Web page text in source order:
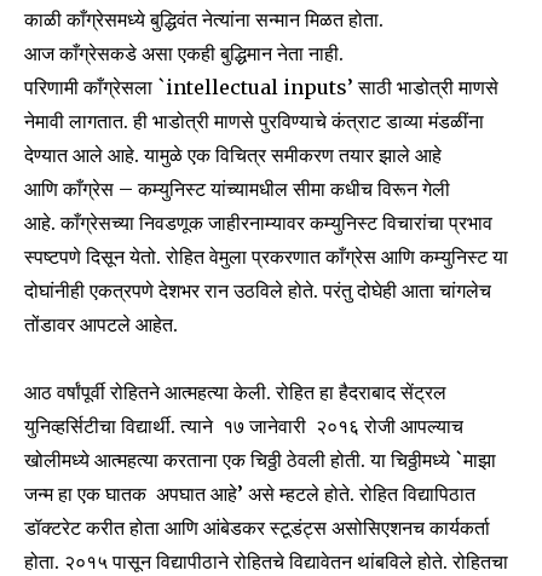
काळी काँग्रेसमध्ये बुद्धिवंत नेत्यांना सन्मान मिळत होता.
आज काँग्रेसकडे असा एकही बुद्धिमान नेता नाही.
परिणामी काँग्रेसला `intellectual inputs’ साठी भाडोत्री माणसे
नेमावी लागतात. ही भाडोत्री माणसे पुरविण्याचे कंत्राट डाव्या मंडळींना
देण्यात आले आहे. यामुळे एक विचित्र समीकरण तयार झाले आहे
आणि काँग्रेस – कम्युनिस्ट यांच्यामधील सीमा कधीच विरून गेली
आहे. काँग्रेसच्या निवडणूक जाहीरनाम्यावर कम्युनिस्ट विचारांचा प्रभाव
स्पष्टपणे दिसून येतो. रोहित वेमुला प्रकरणात काँग्रेस आणि कम्युनिस्ट या
दोघांनीही एकत्रपणे देशभर रान उठविले होते. परंतु दोघेही आता चांगलेच
तोंडावर आपटले आहेत.
आठ वर्षांपूर्वी रोहितने आत्महत्या केली. रोहित हा हैदराबाद सेंट्रल
युनिव्हर्सिटीचा विद्यार्थी. त्याने १७ जानेवारी २०१६ रोजी आपल्याच
खोलीमध्ये आत्महत्या करताना एक चिठ्ठी ठेवली होती. या चिठ्ठीमध्ये `माझा
जन्म हा एक घातक अपघात आहे’ असे म्हटले होते. रोहित विद्यापिठात
डॉक्टरेट करीत होता आणि आंबेडकर स्टूडंट्स असोसिएशनच कार्यकर्ता
होता. २०१५ पासून विद्यापीठाने रोहितचे विद्यावेतन थांबविले होते. रोहितचा